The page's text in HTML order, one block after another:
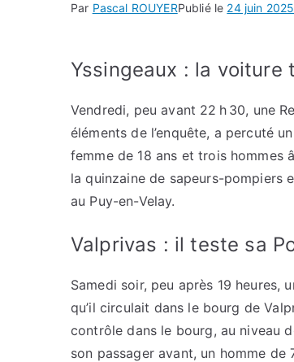
Par Pascal ROUYERPublié le 24 juin 2025
Yssingeaux : la
Vendredi, peu avant 22 h 30, une
éléments de l’enquête, a percuté
femme de 18 ans et trois hommes
la quinzaine de sapeurs-pompiers
au Puy-en-Velay.
Valprivas : il teste sa
Samedi soir, peu après 19
qu’il circulait dans le bourg de
contrôle dans le bourg, au niveau
son passager avant, un homme